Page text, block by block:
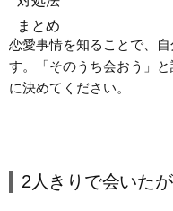
恋愛事情を知ることで、
す。「そのうち会おう」
に決めてください。
2人きりで会いた